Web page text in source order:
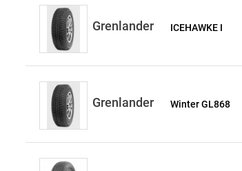
Grenlander ICEHAWKE I
Grenlander Winter GL868